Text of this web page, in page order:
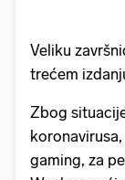
Veliku
trećem
Zbog
gaming, za